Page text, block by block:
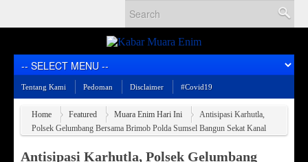
Tentang Kami Pedoman Disclaimer #Covid19
Home Featured Muara Enim Hari Ini
Antisipasi Karhutla,
Polsek Gelumbang Bersama Brimob Polda Sumsel Bangun Sekat Kanal
Antisipasi Karhutla, Polsek Gelumbang